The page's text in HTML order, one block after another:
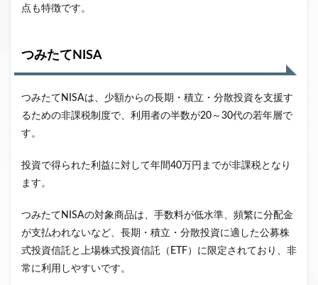
点も特徴です。
つみたてNISA
つみたてNISAは、少額からの長期・積立・分散投資を支援す
るための非課税制度で、利用者の半数が20～30代の若年層で
す。
投資で得られた利益に対して年間40万円までが非課税となり
ます。
つみたてNISAの対象商品は、手数料が低水準、頻繁に分配金
が支払われないなど、長期・積立・分散投資に適した公募株
式投資信託と上場株式投資信託（ETF）に限定されており、非
常に利用しやすいです。